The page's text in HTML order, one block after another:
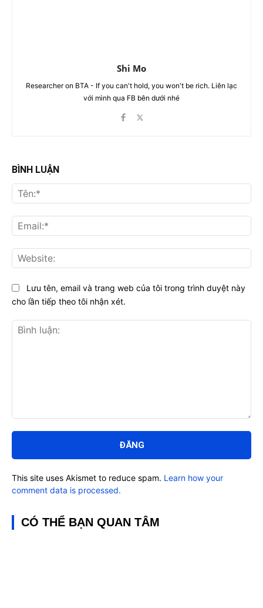
Shi Mo
Researcher on BTA - If you can't hold, you won't be rich. Liên lạc
với mình qua FB bên dưới nhé
BÌNH LUẬN
luận:
Lưu tên, email và trang web của tôi trong trình duyệt này
cho lần tiếp theo tôi nhận xét.
This site uses Akismet to reduce spam. Learn how your
comment data is processed.
CÓ THỂ BẠN QUAN TÂM